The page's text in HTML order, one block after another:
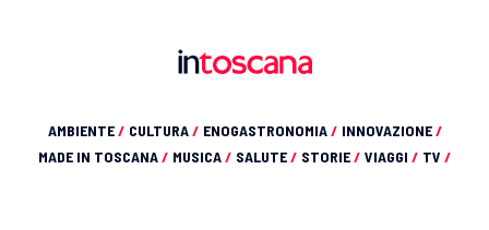
AMBIENTE/ CULTURA/ ENOGASTRONOMIA/ INNOVAZIONE/
MADE IN TOSCANA/ MUSICA/ SALUTE/ STORIE/ VIAGGI / TV /